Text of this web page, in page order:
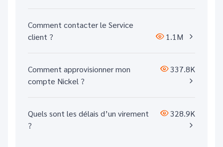
Comment contacter le Service
client ?
1.1M
Comment approvisionner mon
compte Nickel ?
337.8K
Quels sont les délais d’un virement
?
328.9K